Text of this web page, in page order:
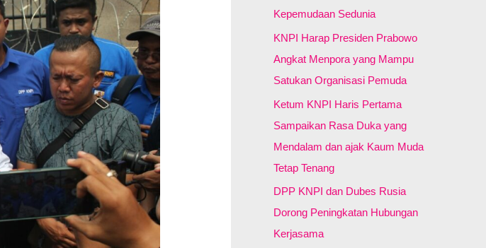
Kepemudaan Sedunia
KNPI Harap Presiden Prabowo
Angkat Menpora yang Mampu
Satukan Organisasi Pemuda
Ketum KNPI Haris Pertama
Sampaikan Rasa Duka yang
Mendalam dan ajak Kaum Muda
Tetap Tenang
DPP KNPI dan Dubes Rusia
Dorong Peningkatan Hubungan
Kerjasama